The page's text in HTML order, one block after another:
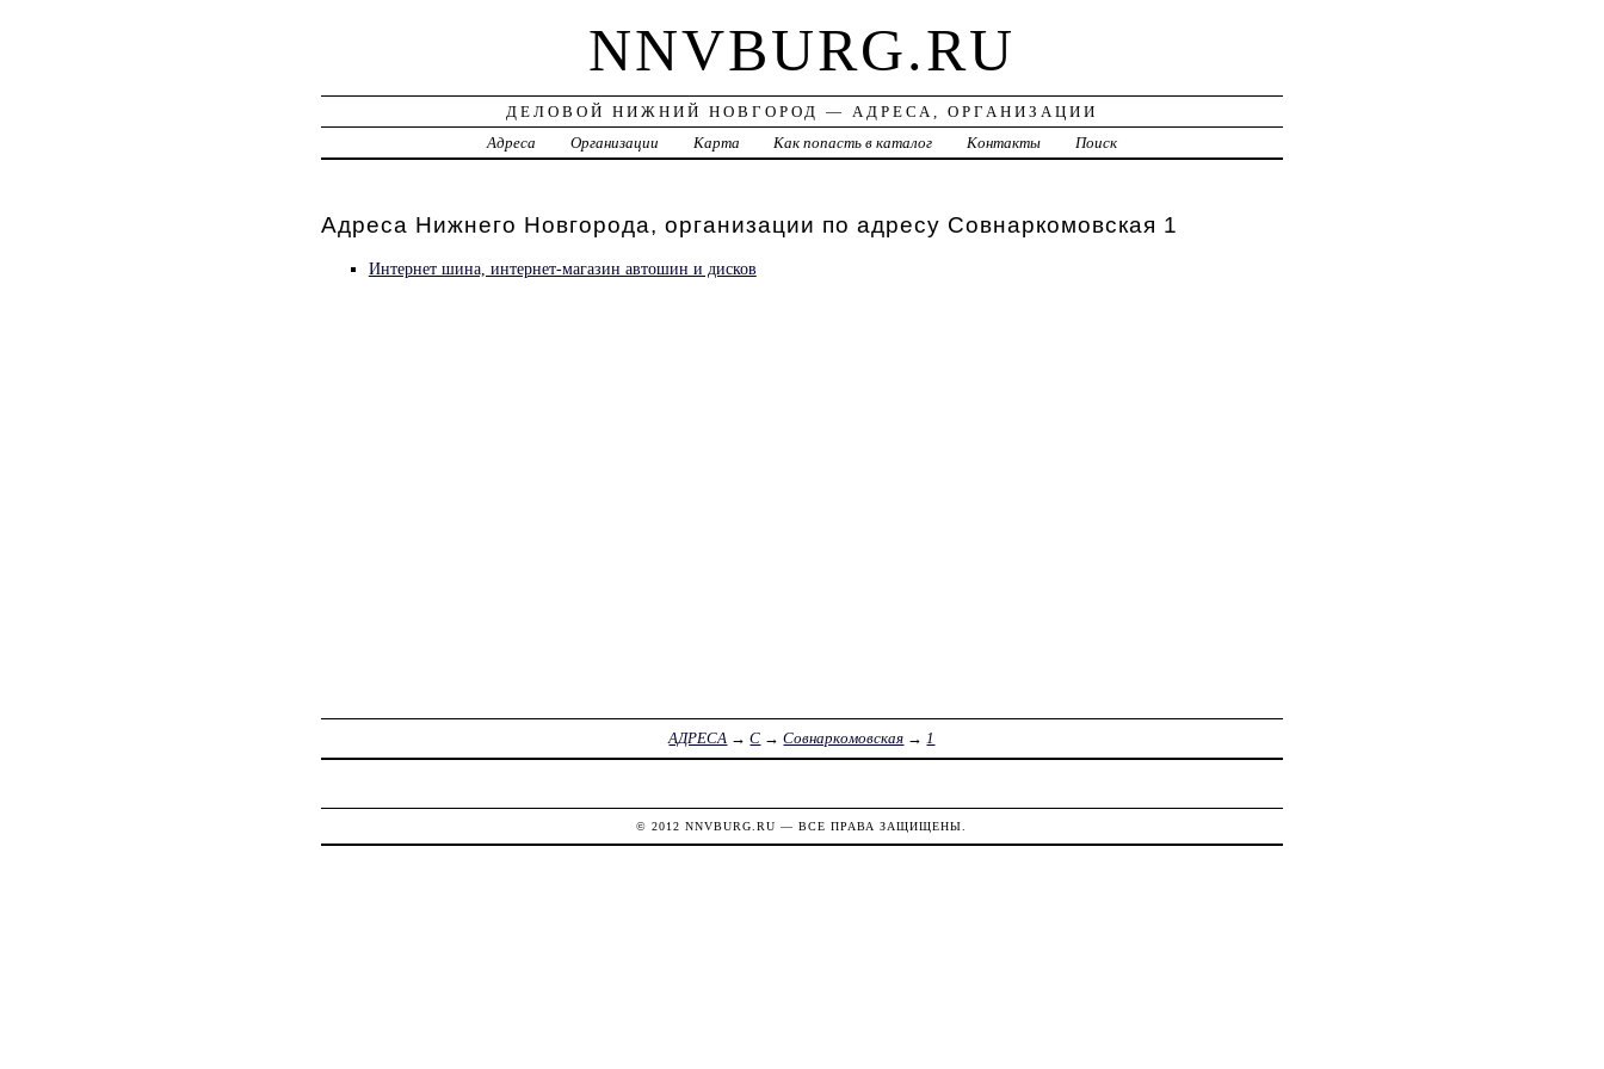
NNVBURG.RU
ДЕЛОВОЙ НИЖНИЙ НОВГОРОД — АДРЕСА, ОРГАНИЗАЦИИ
Адреса
Организации Карта Как попасть в каталог Контакты Поиск
Адреса Нижнего Новгорода, организации по адресу Совнаркомовская 1
Интернет шина, интернет-магазин автошин и дисков
АДРЕСА →С →Совнаркомовская →1
© 2012NNVBURG.RU — ВСЕ ПРАВА ЗАЩИЩЕНЫ.